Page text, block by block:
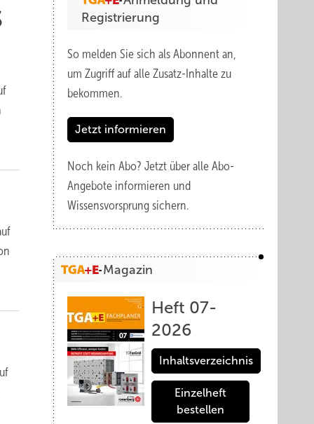
Registrierung
So melden Sie sich als Abonnent an,
um Zugriff auf alle Zusatz-Inhalte zu
bekommen.
Jetzt informieren
Noch kein Abo? Jetzt über alle Abo-
Angebote informieren und
Wissensvorsprung sichern.
Magazin
Heft 07-
2026
Inhaltsverzeichnis
Einzelheft
bestellen